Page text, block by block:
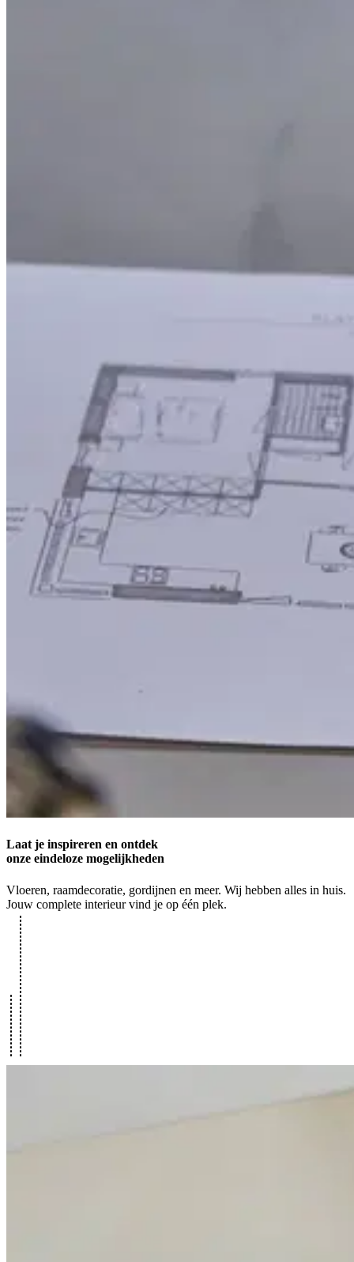
Laat je inspireren en ontdek
onze eindeloze mogelijkheden
Vloeren, raamdecoratie, gordijnen en meer. Wij hebben alles in huis.
Jouw complete interieur vind je op één plek.